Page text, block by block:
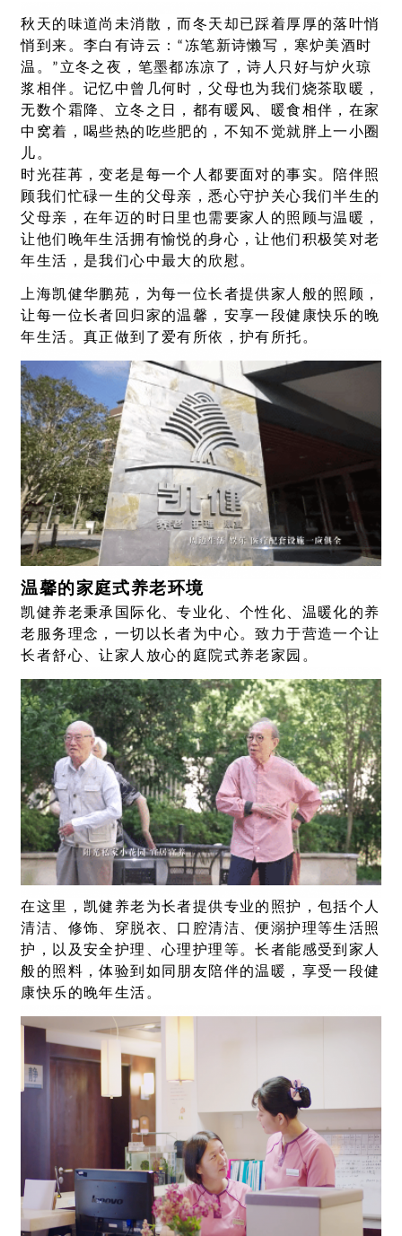
秋天的味道尚未消散，而冬天却已踩着厚厚的落叶悄
悄到来。李白有诗云：“冻笔新诗懒写，寒炉美酒时
温。”立冬之夜，笔墨都冻凉了，诗人只好与炉火琼
浆相伴。记忆中曾几何时，父母也为我们烧茶取暖，
无数个霜降、立冬之日，都有暖风、暖食相伴，在家
中窝着，喝些热的吃些肥的，不知不觉就胖上一小圈
儿。
时光荏苒，变老是每一个人都要面对的事实。陪伴照
顾我们忙碌一生的父母亲，悉心守护关心我们半生的
父母亲，在年迈的时日里也需要家人的照顾与温暖，
让他们晚年生活拥有愉悦的身心，让他们积极笑对老
年生活，是我们心中最大的欣慰。
上海凯健华鹏苑，为每一位长者提供家人般的照顾，
让每一位长者回归家的温馨，安享一段健康快乐的晚
年生活。真正做到了爱有所依，护有所托。
温馨的家庭式养老环境
凯健养老秉承国际化、专业化、个性化、温暖化的养
老服务理念，一切以长者为中心。致力于营造一个让
长者舒心、让家人放心的庭院式养老家园。
在这里，凯健养老为长者提供专业的照护，包括个人
清洁、修饰、穿脱衣、口腔清洁、便溺护理等生活照
护，以及安全护理、心理护理等。长者能感受到家人
般的照料，体验到如同朋友陪伴的温暖，享受一段健
康快乐的晚年生活。